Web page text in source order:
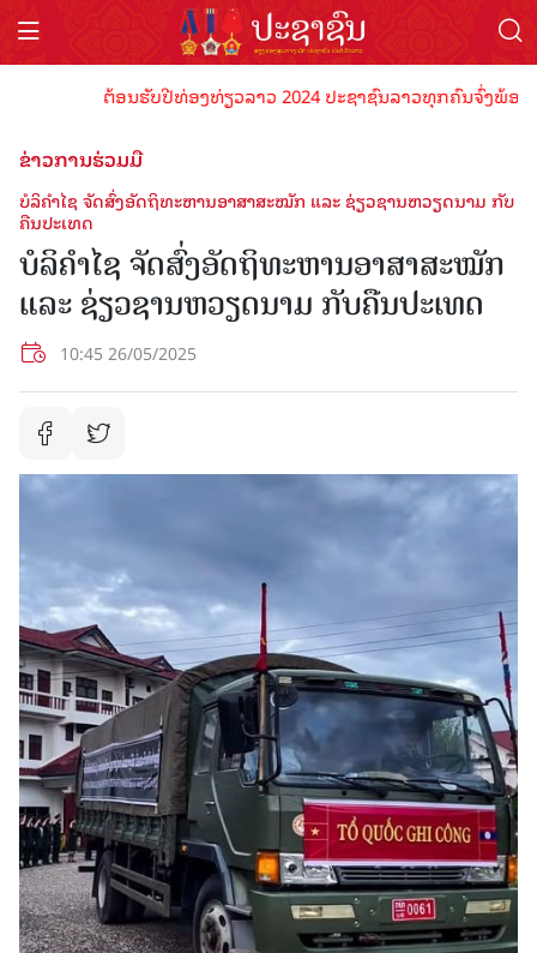
ຕ້ອນຮັບປີທ່ອງທ່ຽວລາວ 2024 ປະຊາຊົນລາວທຸກຄົນຈົ່ງພ້ອມເ
ຂ່າວການຮ່ວມມື
ບໍລິຄຳໄຊ ຈັດສົ່ງອັດຖິທະຫານອາສາສະໝັກ ແລະ ຊ່ຽວຊານຫວຽດນາມ ກັບ
ຄືນປະເທດ
ບໍລິຄຳໄຊ ຈັດສົ່ງອັດຖິທະຫານອາສາສະໝັກ
ແລະ ຊ່ຽວຊານຫວຽດນາມ ກັບຄືນປະເທດ
10:45 26/05/2025